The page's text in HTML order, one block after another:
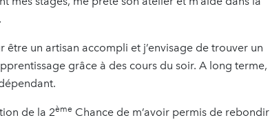
un artisan accompli et j’envisage de trouver un
grâce à des cours du soir. A long terme,
de la 2ème Chance de m’avoir permis de rebondir